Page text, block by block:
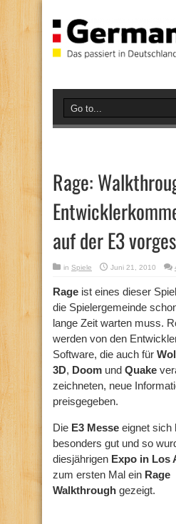
Rage:
auf der E3
in Spiele Juni 21, 2010
Rage ist eines dieser
die Spielergemeinde
lange Zeit warten muss.
werden von den
Software, die auch für
3D, Doom und Quake
zeichneten, neue
preisgegeben.
Die E3 Messe eignet sich
besonders gut und so
diesjährigen Expo in Los
zum ersten Mal ein Rage
Walkthrough gezeigt.